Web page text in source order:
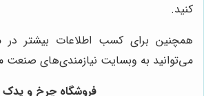
کنید.
همچنین برای کسب اطلاعات بیشتر در
می‌توانید به وبسایت نیازمندی‌های صنعت
فروشگاه چرخ و یدک